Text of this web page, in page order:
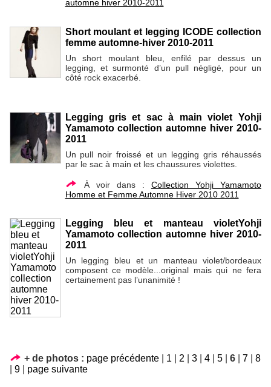
automne hiver 2010-2011
Short moulant et legging ICODE collection
femme automne-hiver 2010-2011
Un short moulant bleu, enfilé par dessus un
legging, et surmonté d’un pull négligé, pour un
côté rock exacerbé.
Legging gris et sac à main violet Yohji
Yamamoto collection automne hiver 2010-
2011
Un pull noir froissé et un legging gris réhaussés
par le sac à main et les chaussures violettes.
À voir dans : Collection Yohji Yamamoto
Homme et Femme Automne Hiver 2010 2011
Legging bleu et manteau violetYohji
Yamamoto collection automne hiver 2010-
2011
Un legging bleu et un manteau violet/bordeaux
composent ce modèle...original mais qui ne fera
certainement pas l’unanimité !
+ de photos : page précédente 1 2 3 4 5 6 7
8
9 page suivante